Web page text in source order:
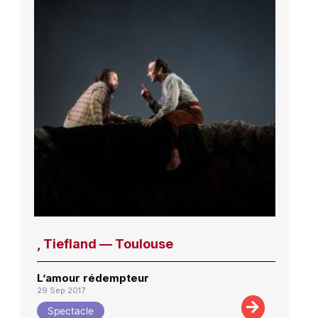
, Tiefland — Toulouse
L’amour rédempteur
29 Sep 2017
Spectacle